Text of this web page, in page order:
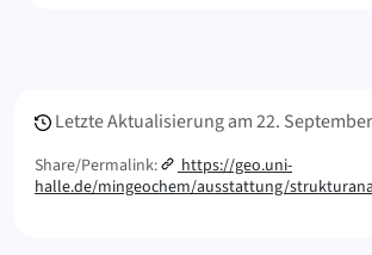
Letzte Aktualisierung am22.
Share/Permalink:
https://geo.uni-
halle.de/mingeochem/ausstattung/